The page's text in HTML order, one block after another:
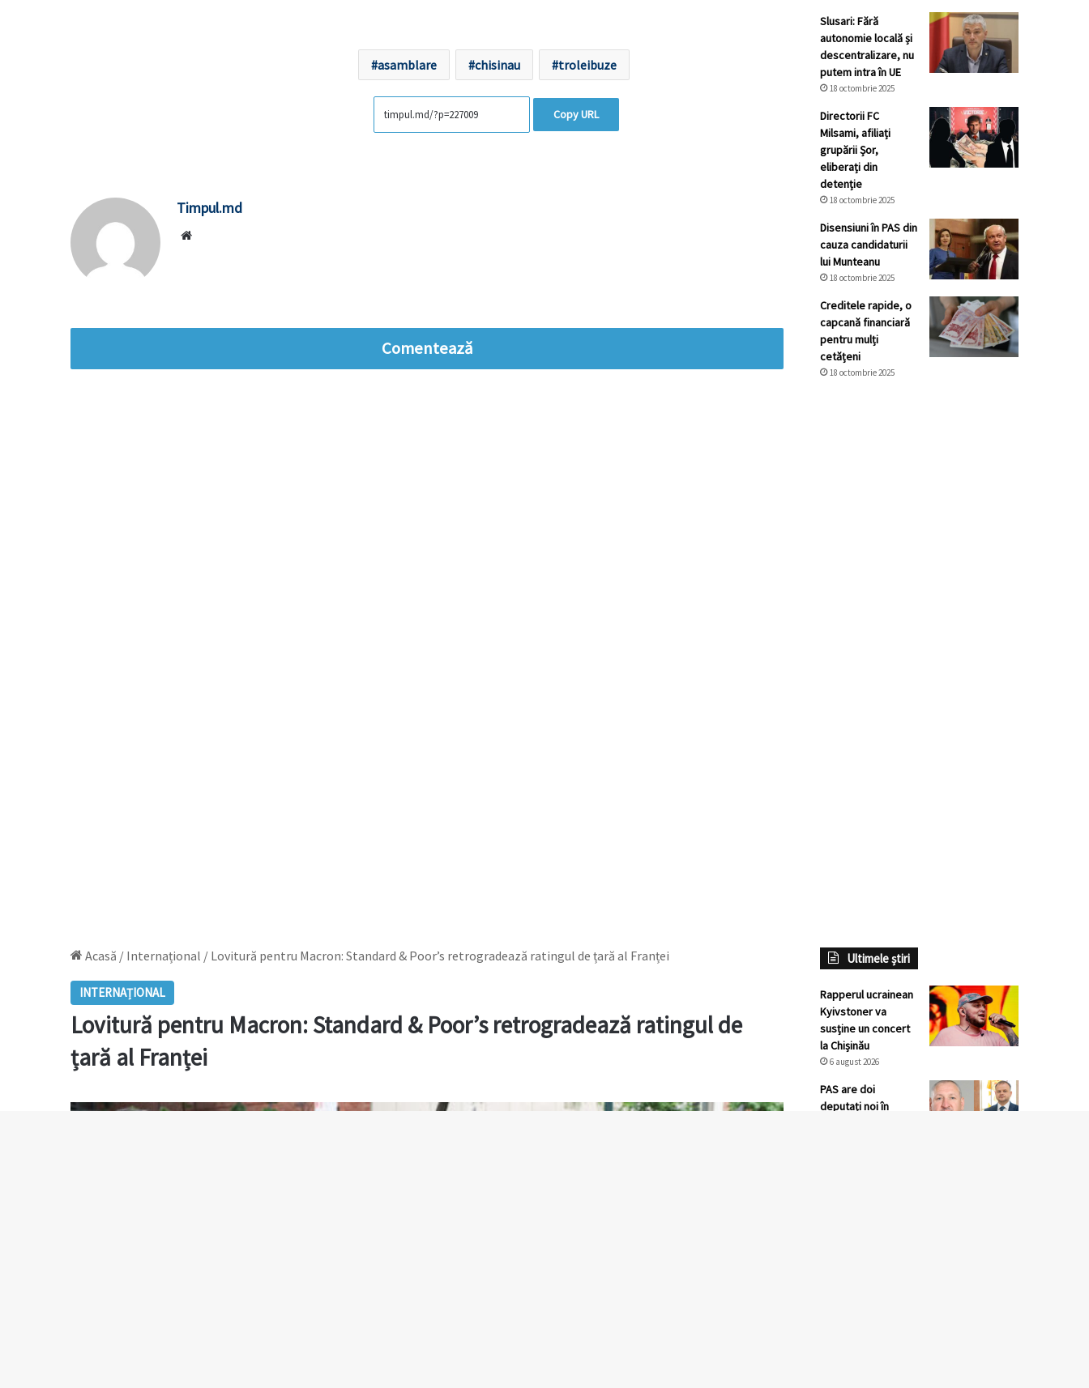
asamblare chisinau troleibuze
Copy URL
Timpul.md
Comentează
Slusari: Fără
autonomie locală și
descentralizare, nu
putem intra în UE
18 octombrie 2025
Directorii FC
Milsami, afiliați
grupării Șor,
eliberați din
detenție
18 octombrie 2025
Disensiuni în PAS din
cauza candidaturii
lui Munteanu
18 octombrie 2025
Creditele rapide, o
capcană financiară
pentru mulți
cetățeni
18 octombrie 2025